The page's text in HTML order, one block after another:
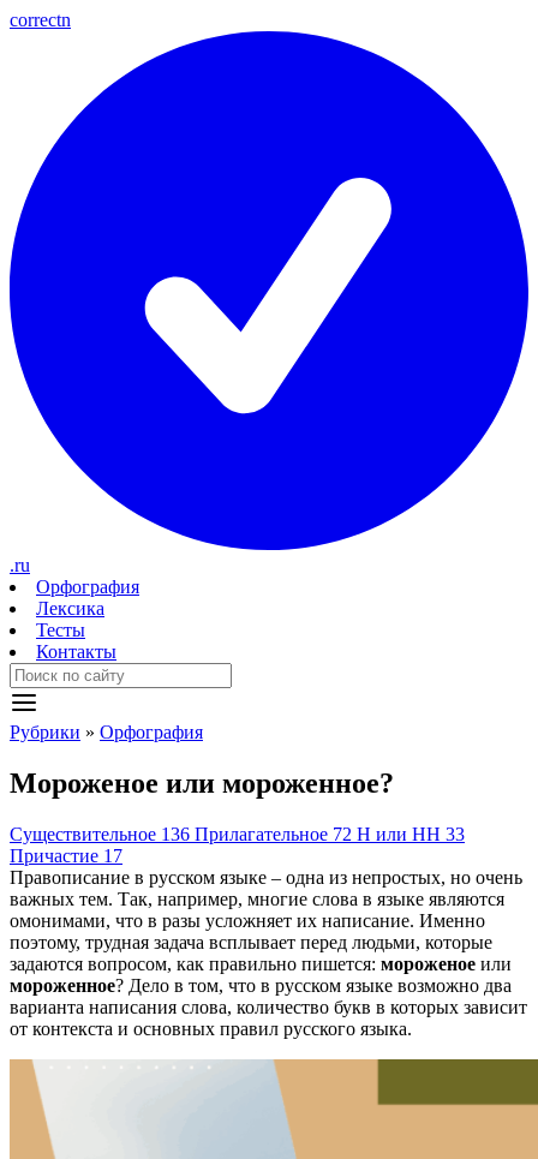
correctn
.ru
Орфография
Лексика
Тесты
Контакты
Рубрики » Орфография
Мороженое или мороженное?
Существительное 136 Прилагательное 72 Н или НН 33
Причастие 17
Правописание в русском языке – одна из непростых, но очень
важных тем. Так, например, многие слова в языке являются
омонимами, что в разы усложняет их написание. Именно
поэтому, трудная задача всплывает перед людьми, которые
задаются вопросом, как правильно пишется: мороженое или
мороженное? Дело в том, что в русском языке возможно два
варианта написания слова, количество букв в которых зависит
от контекста и основных правил русского языка.